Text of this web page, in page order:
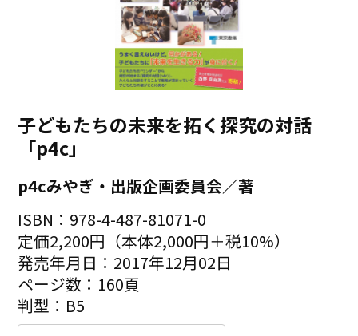
子どもたちの未来を拓く探究の対話
「p4c」
p4cみやぎ・出版企画委員会／著
ISBN：978-4-487-81071-0
定価2,200円（本体2,000円＋税10%）
発売年月日：2017年12月02日
ページ数：160頁
判型：B5